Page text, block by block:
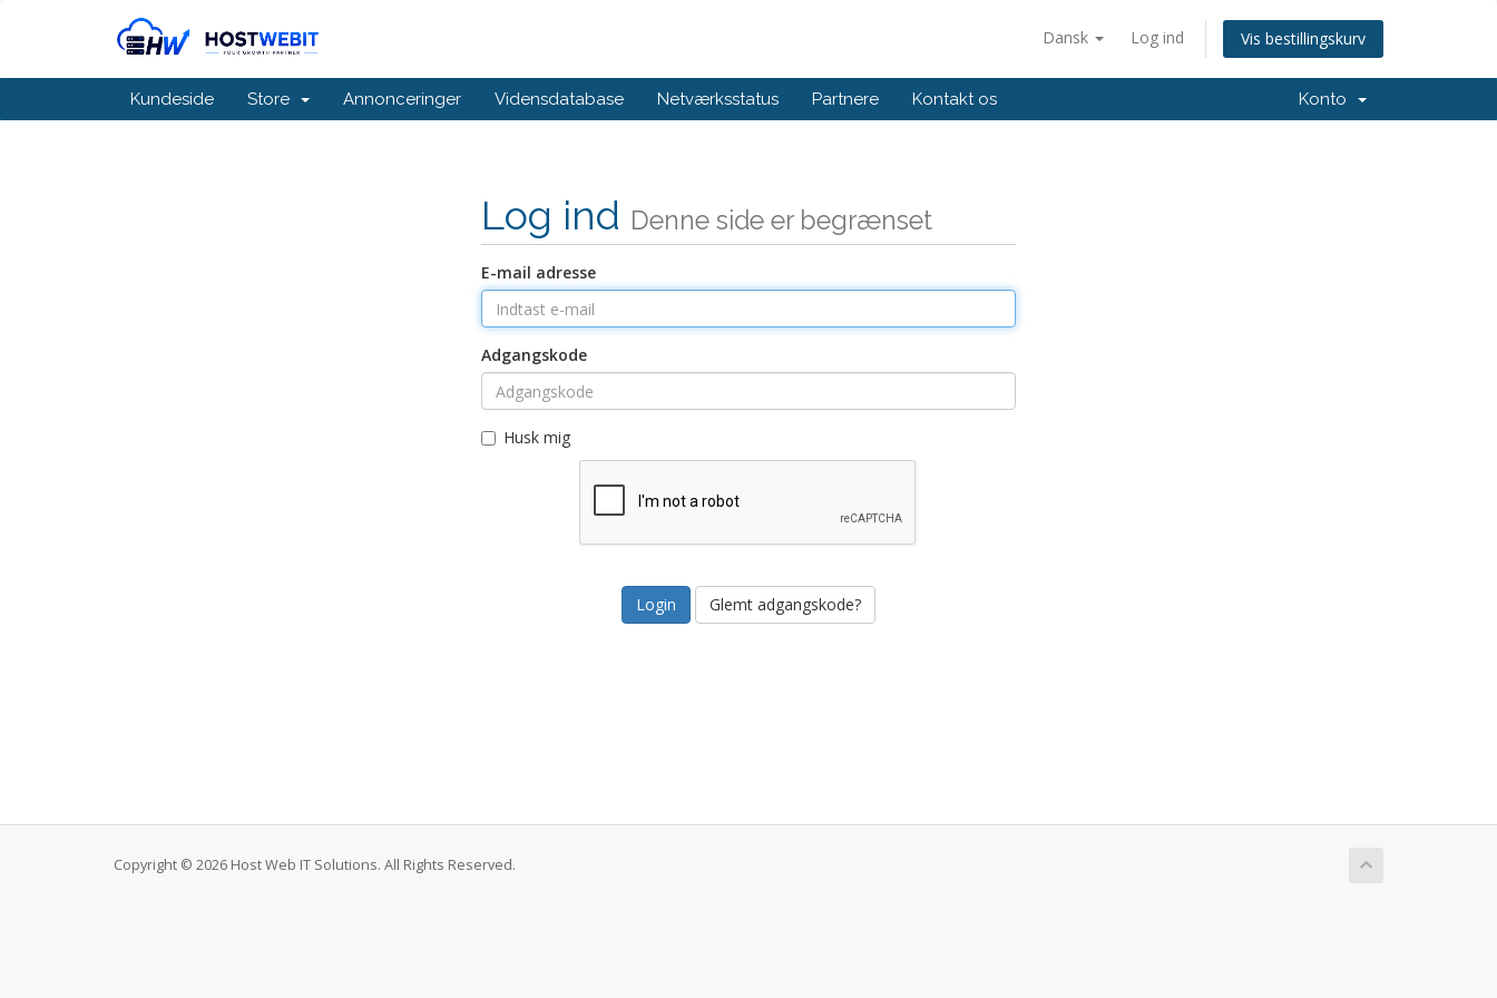
Dansk Log ind Vis bestillingskurv
Kundeside Store Annonceringer Vidensdatabase Netværksstatus Partnere Kontakt os Konto
Log ind Denne side er begrænset
E-mail adresse
Adgangskode
Husk mig
Glemt adgangskode?
Copyright © 2026 Host Web IT Solutions. All Rights Reserved.